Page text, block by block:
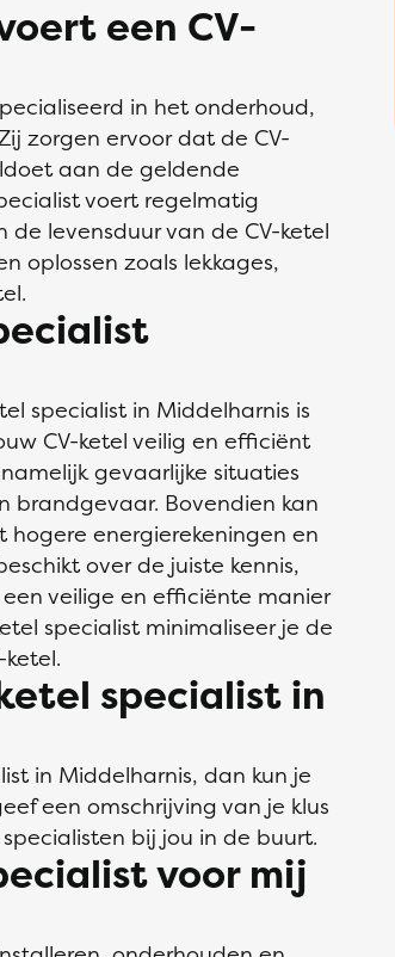
een CV-
in het onderhoud,
zorgen ervoor dat de CV-
aan de geldende
voert regelmatig
levensduur van de CV-ketel
oplossen zoals lekkages,
specialist in Middelharnis is
CV-ketel veilig en efficiënt
gevaarlijke situaties
brandgevaar. Bovendien kan
energierekeningen en
over de juiste kennis,
veilige en efficiënte manier
specialist minimaliseer je de
specialist in
in Middelharnis, dan kun je
een omschrijving van je klus
bij jou in de buurt.
voor mij